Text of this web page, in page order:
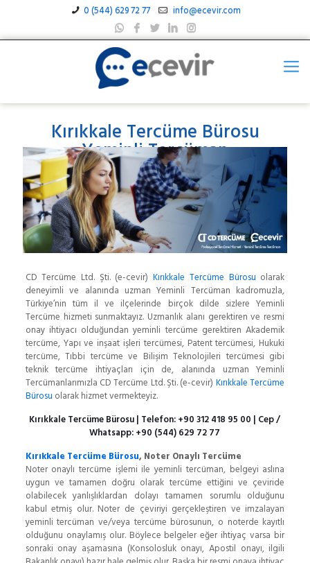
0 (544) 629 72 77 info@ecevir.com
Kırıkkale Tercüme Bürosu
Yeminli Tercüman
CD Tercüme Ltd. Şti. (e-cevir)Kırıkkale Tercüme Bürosu olarak
deneyimli ve alanında uzman Yeminli Tercüman kadromuzla,
Türkiye’nin tüm il ve ilçelerinde birçok dilde sizlere Yeminli
Tercüme hizmeti sunmaktayız. Uzmanlık alanı gerektiren ve resmi
onay ihtiyacı olduğundan yeminli tercüme gerektiren Akademik
tercüme, Yapı ve inşaat işleri tercümesi, Patent tercümesi, Hukuki
tercüme, Tıbbi tercüme ve Bilişim Teknolojileri tercümesi gibi
teknik tercüme ihtiyaçları için de, alanında uzman Yeminli
Tercümanlarımızla CD Tercüme Ltd. Şti. (e-cevir) Kırıkkale Tercüme
Bürosu olarak hizmet vermekteyiz.
Kırıkkale Tercüme Bürosu| Telefon:+90 312 418 95 00 | Cep /
Whatsapp:+90 (544) 629 72 77
Kırıkkale Tercüme Bürosu, Noter Onaylı Tercüme
Noter onaylı tercüme işlemi ile yeminli tercüman, belgeyi aslına
uygun ve tamamen doğru olarak tercüme ettiğini ve çeviride
olabilecek yanlışlıklardan dolayı tamamen sorumlu olduğunu
kabul etmiş olur. Noter de çeviriyi gerçekleştiren ve imzalayan
yeminli tercüman ve/veya tercüme bürosunun, o noterde kayıtlı
olduğunu onaylamış olur. Böylece belgeler eğer ihtiyaç varsa bir
sonraki onay aşamasına (Konsolosluk onayı, Apostil onayı, ilgili